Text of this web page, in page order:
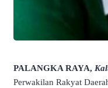
PALANGKA RAYA,
Perwakilan Rakyat